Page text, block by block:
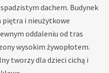
dachem. Budynek
piętra i nieużytkowe
oddaleniu od tras
wysokim żywopłotem.
tworzy dla dzieci cichą i